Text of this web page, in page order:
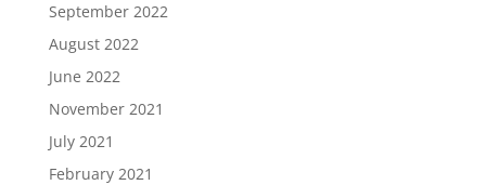
September 2022
August 2022
June 2022
November 2021
July 2021
February 2021